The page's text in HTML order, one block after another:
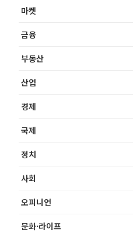
마켓
금융
부동산
산업
경제
국제
정치
사회
오피니언
문화·라이프